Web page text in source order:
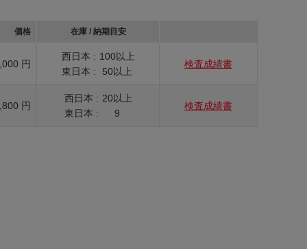
価格 在庫 / 納期目安
円
西日本 : 100以上
東日本 :
50以上
検査成績書
円
西日本 : 20以上
東日本 :
9
検査成績書